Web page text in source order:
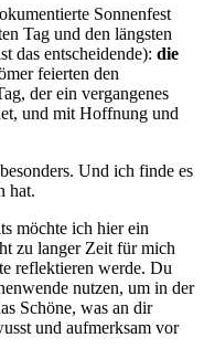
Sonnenfest
Tag und den längsten
das entscheidende): die
feierten den
der ein vergangenes
und mit Hoffnung und
Und ich finde es
hat.
möchte ich hier ein
zu langer Zeit für mich
reflektieren werde. Du
nutzen, um in der
Schöne, was an dir
und aufmerksam vor